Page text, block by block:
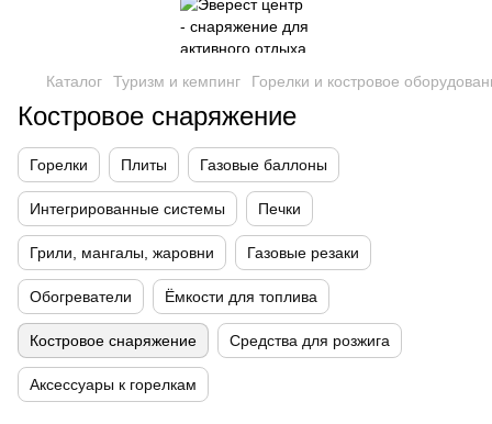
Каталог Туризм и кемпинг Горелки и костровое
Костровое снаряжение
Горелки Плиты Газовые баллоны
Интегрированные системы Печки
Грили, мангалы, жаровни Газовые резаки
Обогреватели Ёмкости для топлива
Костровое снаряжение Средства для розжига
Аксессуары к горелкам